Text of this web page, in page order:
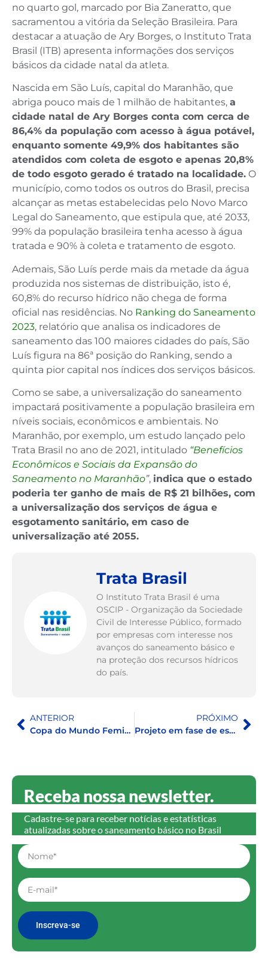
no quarto gol, marcado por Bia Zaneratto, que
sacramentou a vitória da Seleção Brasileira. Para
destacar a atuação de Ary Borges, o Instituto Trata
Brasil (ITB) apresenta informações dos serviços
básicos da cidade natal da atleta.
Nascida em São Luís, capital do Maranhão, que
abriga pouco mais de 1 milhão de habitantes, a
cidade natal de Ary Borges conta com cerca de
86,4% da população com acesso à água potável,
enquanto somente 49,9% dos habitantes são
atendidos com coleta de esgoto e apenas 20,8%
de todo esgoto gerado é tratado na localidade. O
município, como todos os outros do Brasil, precisa
alcançar as metas estabelecidas pelo Novo Marco
Legal do Saneamento, que estipula que, até 2033,
99% da população brasileira tenha acesso à água
tratada e 90% à coleta e tratamento de esgoto.
Ademais, São Luís perde mais da metade da água
produzida nos sistemas de distribuição, isto é,
60,8% do recurso hídrico não chega de forma
oficial nas residências. No Ranking do Saneamento
2023, relatório que analisa os indicadores de
saneamento das 100 maiores cidades do país, São
Luís figura na 86ª posição do Ranking, sendo a
quinta pior capital nos índices dos serviços básicos.
Como se sabe, a universalização do saneamento
impactará positivamente a população brasileira em
níveis sociais, econômicos e ambientais. No
Maranhão, por exemplo, um estudo lançado pelo
Trata Brasil no ano de 2021, intitulado “Benefícios
Econômicos e Sociais da Expansão do
Saneamento no Maranhão”, indica que o estado
poderia ter ganho de mais de R$ 21 bilhões, com
a universalização dos serviços de água e
esgotamento sanitário, em caso de
universalização até 2055.
Trata Brasil
O Instituto Trata Brasil é uma
OSCIP - Organização da Sociedade
Civil de Interesse Público, formado
por empresas com interesse nos
avanços do saneamento básico e
na proteção dos recursos hídricos
do país.
ANTERIOR
Copa do Mundo Feminina: Nova Zelândia e Austrália estão entre os 15 melhores países no Índice de Desenvolvimento Humano
PRÓXIMO
Projeto em fase de estruturação de saneamento em Alagoas pode impactar quase 3 milhões de habitantes
Receba nossa newsletter.
Cadastre-se para receber notícias e estatísticas
atualizadas sobre o saneamento básico no Brasil
Inscreva-se